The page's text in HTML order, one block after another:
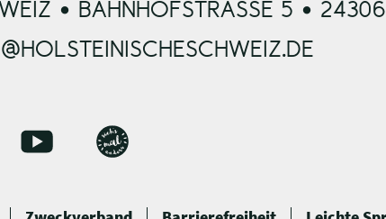
• BAHNHOFSTRASSE 5 •
Y
u
B
o